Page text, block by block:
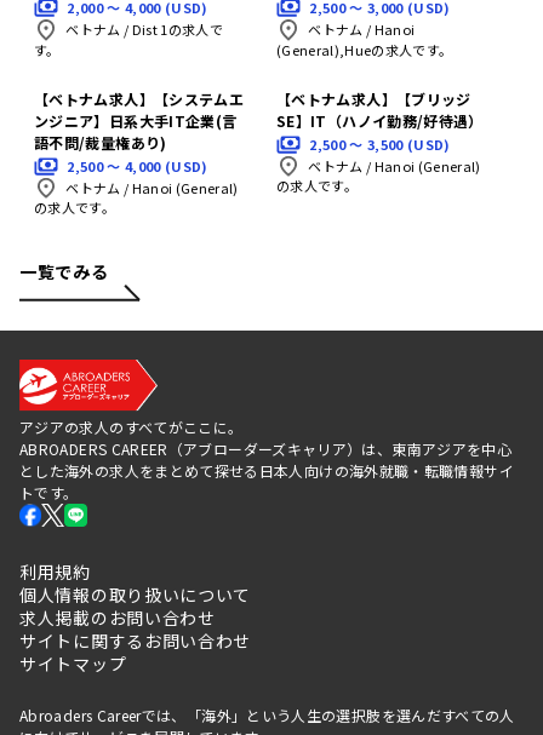
2,000 〜 4,000 (USD)
ベトナム /Dist 1の求人で
す。
2,500 〜 3,000 (USD)
ベトナム /Hanoi
(General),Hueの求人です。
【ベトナム求人】【システムエ
ンジニア】日系大手IT企業(言
語不問/裁量権あり)
2,500 〜 4,000 (USD)
ベトナム /Hanoi (General)
の求人です。
【ベトナム求人】【ブリッジ
SE】IT（ハノイ勤務/好待遇）
2,500 〜 3,500 (USD)
ベトナム /Hanoi (General)
の求人です。
一覧でみる
アジアの求人のすべてがここに。
ABROADERS CAREER（アブローダーズキャリア）は、東南アジアを中心
とした海外の求人をまとめて探せる日本人向けの海外就職・転職情報サイ
トです。
利用規約
個人情報の取り扱いについて
求人掲載のお問い合わせ
サイトに関するお問い合わせ
サイトマップ
Abroaders Careerでは、「海外」という人生の選択肢を選んだすべての人